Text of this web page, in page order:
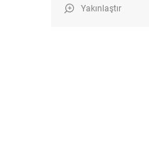
Yakınlaştır